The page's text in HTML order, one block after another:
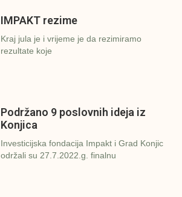
IMPAKT rezime
Kraj jula je i vrijeme je da rezimiramo
rezultate koje
Podržano 9 poslovnih ideja iz
Konjica
Investicijska fondacija Impakt i Grad Konjic
održali su 27.7.2022.g. finalnu